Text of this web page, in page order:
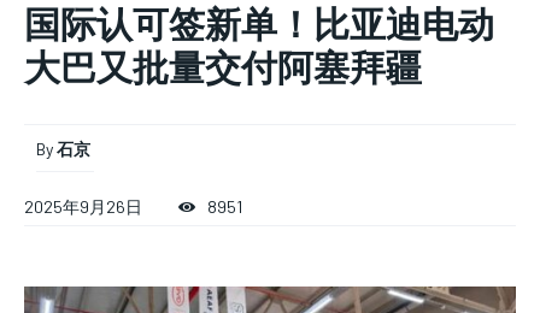
We have a curated list of the most noteworthy news
stay ahead of the curve.
We have a curated list of the most noteworthy news from all
We have a curated list of the most noteworthy news from all
国际认可签新单！比亚迪电动
大巴又批量交付阿塞拜疆
By石京
2025年9月26日 8951